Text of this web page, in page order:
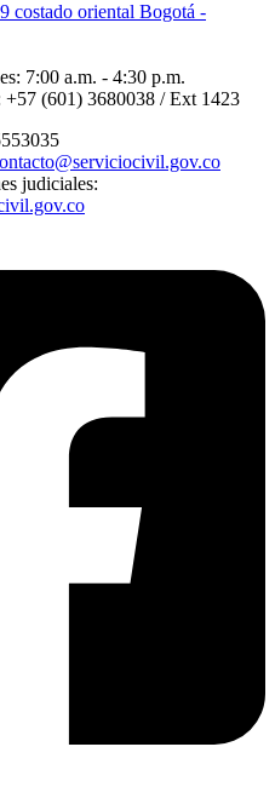
costado oriental Bogotá -
7:00 a.m. - 4:30 p.m.
+57 (601) 3680038 / Ext 1423
judiciales: